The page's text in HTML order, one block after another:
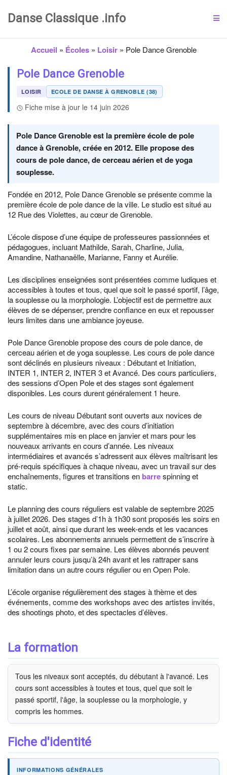
Danse Classique .info
Accueil » Écoles» Loisir» Pole Dance Grenoble
Pole Dance Grenoble
LOISIR ECOLE DE DANSE À GRENOBLE (38)
Fiche mise à jour le 14 juin 2026
Pole Dance Grenoble est la première école de pole
dance à Grenoble, créée en 2012. Elle propose des
cours de pole dance, de cerceau aérien et de yoga
souplesse.
Fondée en 2012, Pole Dance Grenoble se présente comme la
première école de pole dance de la ville. Le studio est situé au
12 Rue des Violettes, au cœur de Grenoble.
L’école dispose d’une équipe de professeures passionnées et
pédagogues, incluant Mathilde, Sarah, Charline, Julia,
Amandine, Nathanaëlle, Marianne, Fanny et Aurélie.
Les disciplines enseignées sont présentées comme ludiques et
accessibles à toutes et tous, quel que soit le passé sportif, l’âge,
la souplesse ou la morphologie. L’objectif est de permettre aux
élèves de se dépenser, prendre confiance en eux et repousser
leurs limites dans une ambiance joyeuse.
Pole Dance Grenoble propose des cours de pole dance, de
cerceau aérien et de yoga souplesse. Les cours de pole dance
sont déclinés en plusieurs niveaux : Débutant et Initiation,
INTER 1, INTER 2, INTER 3 et Avancé. Des cours particuliers,
des sessions d’Open Pole et des stages sont également
disponibles. Les cours durent généralement 1 heure.
Les cours de niveau Débutant sont ouverts aux novices de
septembre à décembre, avec des cours d’initiation
supplémentaires mis en place en janvier et mars pour les
nouveaux arrivants en cours d’année. Les niveaux
intermédiaires et avancés s’adressent aux élèves maîtrisant les
pré-requis spécifiques à chaque niveau, avec un travail sur des
enchaînements, figures et transitions en barrespinning et
static.
Le planning des cours réguliers est valable de septembre 2025
à juillet 2026. Des stages d’1h à 1h30 sont proposés les soirs en
juillet et août, ainsi que durant les week-ends et les vacances
scolaires. Les abonnements annuels permettent de s’inscrire à
1 ou 2 cours fixes par semaine. Les élèves abonnés peuvent
annuler leurs cours jusqu’à 24h avant et les rattraper sans
limitation dans un autre cours régulier ou en Open Pole.
L’école organise régulièrement des stages à thème et des
événements, comme des workshops avec des artistes invités,
des shootings photo, et des spectacles d’élèves.
La formation
Tous les niveaux sont acceptés, du débutant à l'avancé. Les
cours sont accessibles à toutes et tous, quel que soit le
passé sportif, l'âge, la souplesse ou la morphologie, y
compris les hommes.
Fiche d'identité
INFORMATIONS GÉNÉRALES